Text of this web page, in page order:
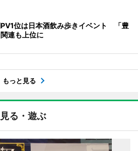
位は日本酒飲み歩きイベント 「豊
連も上位に
もっと見る
見る・遊ぶ